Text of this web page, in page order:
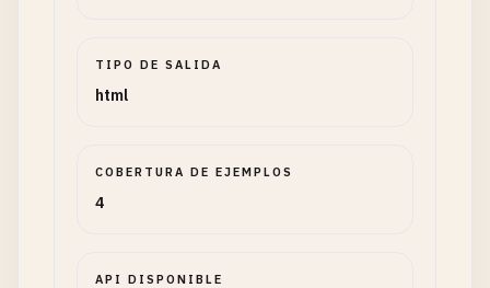
TIPO DE SALIDA
html
COBERTURA DE EJEMPLOS
4
API DISPONIBLE